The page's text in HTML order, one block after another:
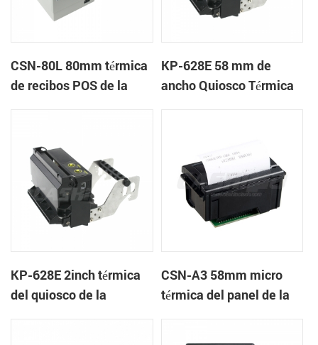
CSN-80L 80mm térmica
de recibos POS de la
KP-628E 58 mm de
ancho Quiosco Térmica
KP-628E 2inch térmica
del quiosco de la
CSN-A3 58mm micro
térmica del panel de la